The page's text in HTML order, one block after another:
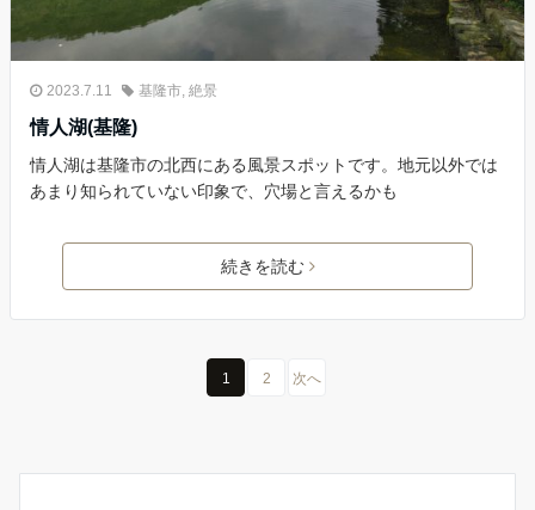
2023.7.11 基隆市 絶景
情人湖(基隆)
情人湖は基隆市の北西にある風景スポットです。地元以外では
あまり知られていない印象で、穴場と言えるかも
続きを読む
1 2 次へ